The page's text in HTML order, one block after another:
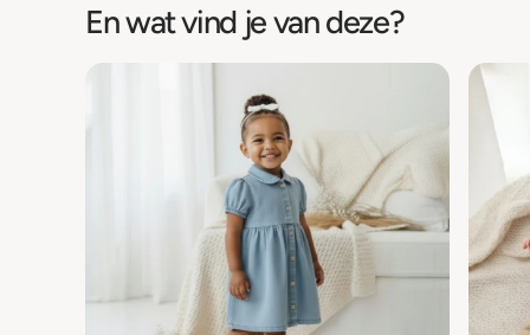
En wat vind je van deze?